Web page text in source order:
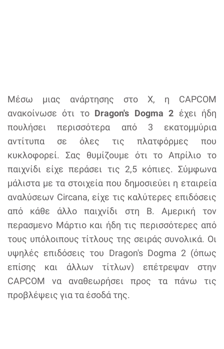
Μέσω μιας ανάρτησης στο X, η CAPCOM
ανακοίνωσε ότι το Dragon's Dogma 2 έχει ήδη
πουλήσει περισσότερα από 3 εκατομμύρια
αντίτυπα σε όλες τις πλατφόρμες που
κυκλοφορεί. Σας θυμίζουμε ότι το Απρίλιο το
παιχνίδι είχε περάσει τις 2,5 κόπιες. Σύμφωνα
μάλιστα με τα στοιχεία που δημοσιεύει η εταιρεία
αναλύσεων Circana, είχε τις καλύτερες επιδόσεις
από κάθε άλλο παιχνίδι στη Β. Αμερική τον
περασμενο Μάρτιο και ήδη τις περισσότερες από
τους υπόλοιπους τίτλους της σειράς συνολικά. Οι
υψηλές επιδόσεις του Dragon's Dogma 2 (όπως
επίσης και άλλων τίτλων) επέτρεψαν στην
CAPCOM να αναθεωρήσει προς τα πάνω τις
προβλέψεις για τα έσοδά της.